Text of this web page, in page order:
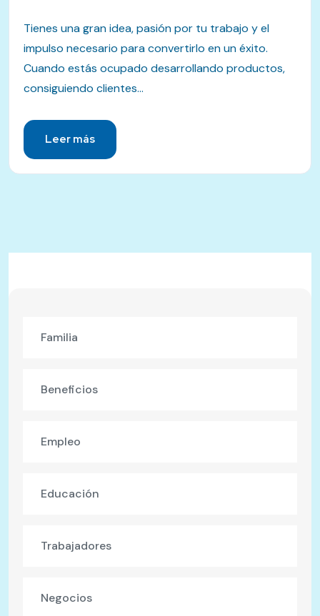
Tienes una gran idea, pasión por tu trabajo y el
impulso necesario para convertirlo en un éxito.
Cuando estás ocupado desarrollando productos,
consiguiendo clientes...
Leer más
Familia
Beneficios
Empleo
Educación
Trabajadores
Negocios